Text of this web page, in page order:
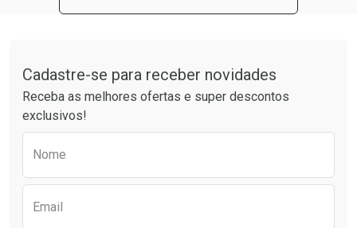
Ver Desconto Convênio
Cadastre-se para receber novidades
Receba as melhores ofertas e super descontos
exclusivos!
Nome
Email